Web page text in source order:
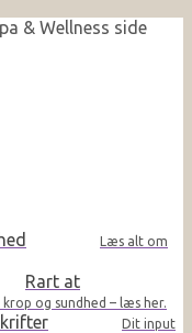
& Wellness side
Læs alt om
Rart at
og sundhed – læs her.
Dit input